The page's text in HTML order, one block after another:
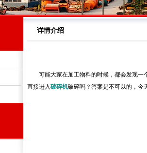
详情介绍
可能大家在加工物料的时候，都会发现一
直接进入破碎机破碎吗？答案是不可以的，今